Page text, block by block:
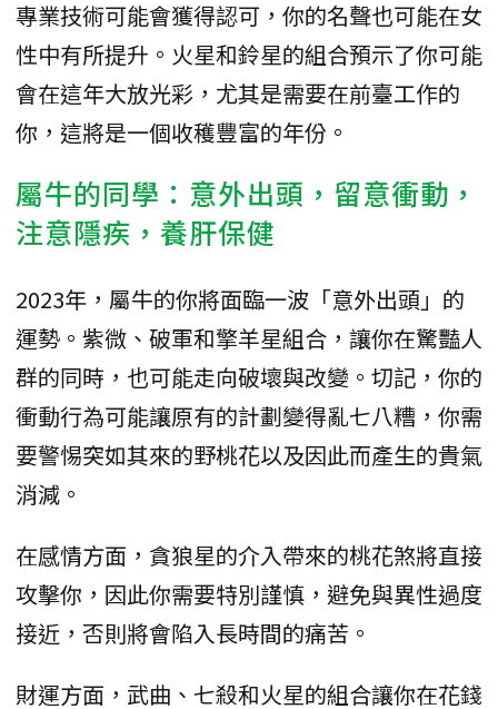
專業技術可能會獲得認可，你的名聲也可能在女
性中有所提升。火星和鈴星的組合預示了你可能
會在這年大放光彩，尤其是需要在前臺工作的
你，這將是一個收穫豐富的年份。
屬牛的同學：意外出頭，留意衝動，
注意隱疾，養肝保健
2023年，屬牛的你將面臨一波「意外出頭」的
運勢。紫微、破軍和擎羊星組合，讓你在驚豔人
群的同時，也可能走向破壞與改變。切記，你的
衝動行為可能讓原有的計劃變得亂七八糟，你需
要警惕突如其來的野桃花以及因此而產生的貴氣
消減。
在感情方面，貪狼星的介入帶來的桃花煞將直接
攻擊你，因此你需要特別謹慎，避免與異性過度
接近，否則將會陷入長時間的痛苦。
財運方面，武曲、七殺和火星的組合讓你在花錢